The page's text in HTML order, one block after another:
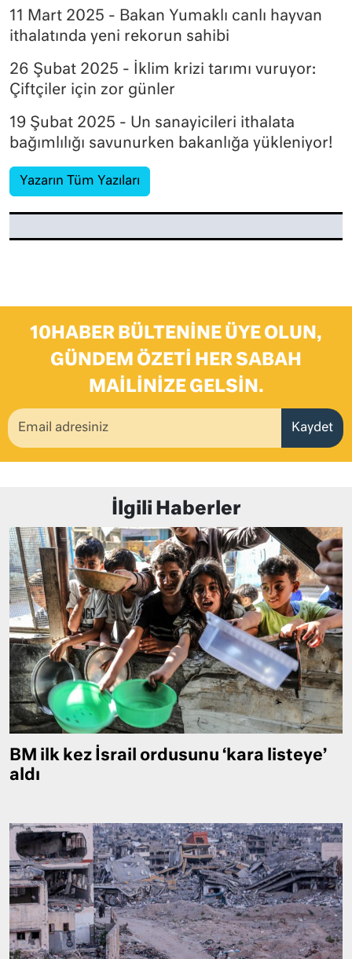
11 Mart 2025 - Bakan Yumaklı canlı hayvan
ithalatında yeni rekorun sahibi
26 Şubat 2025 - İklim krizi tarımı vuruyor:
Çiftçiler için zor günler
19 Şubat 2025 - Un sanayicileri ithalata
bağımlılığı savunurken bakanlığa yükleniyor!
Yazarın Tüm Yazıları
10HABER BÜLTENINE ÜYE OLUN,
GÜNDEM ÖZETI HER SABAH
MAILINIZE GELSIN.
Kaydet
İlgili Haberler
BM ilk kez İsrail ordusunu ‘kara listeye’
aldı